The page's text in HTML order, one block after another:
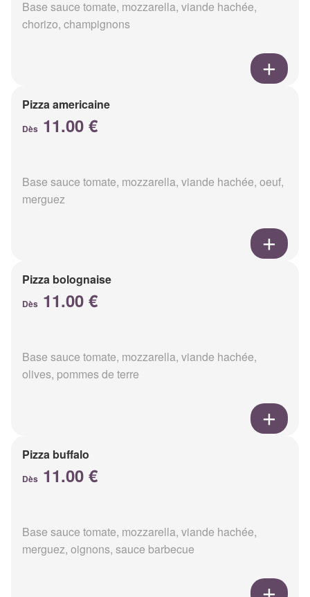
Base sauce tomate, mozzarella, viande hachée,
chorizo, champignons
Pizza americaine
Dès 11.00 €
Base sauce tomate, mozzarella, viande hachée, oeuf,
merguez
Pizza bolognaise
Dès 11.00 €
Base sauce tomate, mozzarella, viande hachée,
olives, pommes de terre
Pizza buffalo
Dès 11.00 €
Base sauce tomate, mozzarella, viande hachée,
merguez, oignons, sauce barbecue